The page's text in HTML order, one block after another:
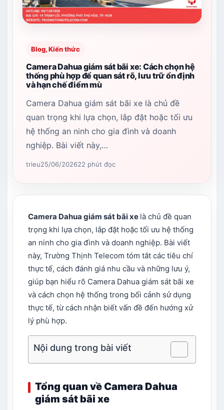
Blog, Kiến thức
Camera Dahua giám sát bãi xe: Cách chọn hệ
thống phù hợp để quan sát rõ, lưu trữ ổn định
và hạn chế điểm mù
Camera Dahua giám sát bãi xe là chủ đề
quan trọng khi lựa chọn, lắp đặt hoặc tối ưu
hệ thống an ninh cho gia đình và doanh
nghiệp. Bài viết này,…
trieu25/06/202622 phút đọc
Camera Dahua giám sát bãi xe là chủ đề quan
trọng khi lựa chọn, lắp đặt hoặc tối ưu hệ thống
an ninh cho gia đình và doanh nghiệp. Bài viết
này, Trường Thịnh Telecom tóm tắt các tiêu chí
thực tế, cách đánh giá nhu cầu và những lưu ý,
giúp bạn hiểu rõ Camera Dahua giám sát bãi xe
và cách chọn hệ thống trong bối cảnh sử dụng
thực tế, từ cách nhận biết vấn đề đến hướng xử
lý phù hợp.
Nội dung trong bài viết
Tổng quan về Camera Dahua
giám sát bãi xe